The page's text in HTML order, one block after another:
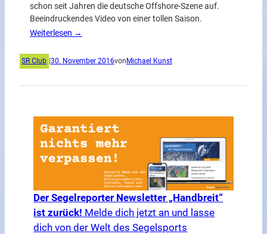
schon seit Jahren die deutsche Offshore-Szene auf.
Beeindruckendes Video von einer tollen Saison.
Weiterlesen →
SR Club 30. November 2016von Michael Kunst
Der Segelreporter Newsletter „Handbreit“
ist zurück! Melde dich jetzt an und lasse
dich von der Welt des Segelsports